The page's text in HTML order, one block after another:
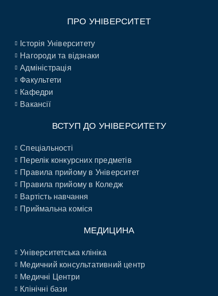
ПРО УНІВЕРСИТЕТ
Історія Університету
Нагороди та відзнаки
Адміністрація
Факультети
Кафедри
Вакансії
ВСТУП ДО УНІВЕРСИТЕТУ
Спеціальності
Перелік конкурсних предметів
Правила прийому в Університет
Правила прийому в Коледж
Вартість навчання
Приймальна коміся
МЕДИЦИНА
Університетська клініка
Медичний консультативний центр
Медичні Центри
Клінічні бази